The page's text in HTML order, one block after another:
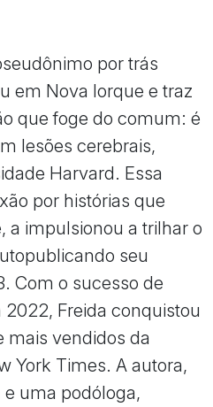
por trás
em Nova Iorque e traz
que foge do comum: é
lesões cerebrais,
Harvard. Essa
por histórias que
a impulsionou a trilhar o
seu
Com o sucesso de
Freida conquistou
mais vendidos da
York Times. A autora,
uma podóloga,